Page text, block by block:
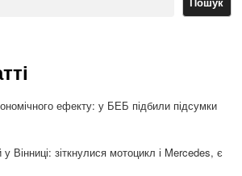
ефекту: у БЕБ підбили підсумки
Вінниці: зіткнулися мотоцикл і Mercedes, є